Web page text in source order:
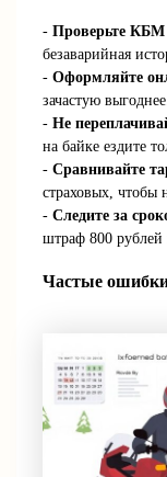
-Проверьте КБМ
безаварийная
-Оформляйте
зачастую
-Не
на байке ездите
-Сравнивайте
страховых, чтобы
-Следите за
штраф 800
Частые